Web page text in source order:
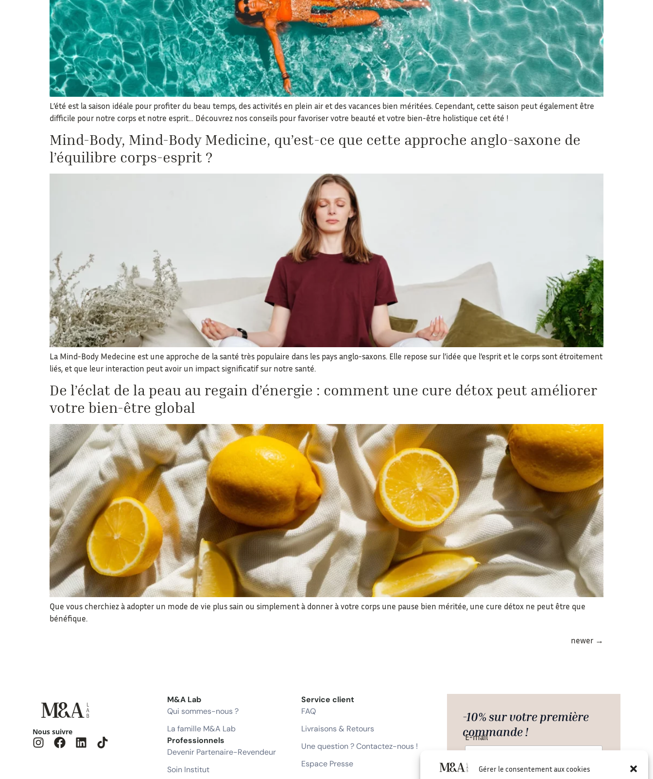
Gérer le consentement aux cookies
L’été est la saison idéale pour profiter du beau temps, des activités en plein air et des vacances bien méritées. Cependant, cette saison peut également être
difficile pour notre corps et notre esprit… Découvrez nos conseils pour favoriser votre beauté et votre bien-être holistique cet été !
Mind-Body, Mind-Body Medicine, qu’est-ce que cette approche anglo-saxone de
l’équilibre corps-esprit ?
La Mind-Body Medecine est une approche de la santé très populaire dans les pays anglo-saxons. Elle repose sur l’idée que l’esprit et le corps sont étroitement
liés, et que leur interaction peut avoir un impact significatif sur notre santé.
De l’éclat de la peau au regain d’énergie : comment une cure détox peut améliorer
votre bien-être global
Que vous cherchiez à adopter un mode de vie plus sain ou simplement à donner à votre corps une pause bien méritée, une cure détox ne peut être que
bénéfique.
newer →
Nous suivre
M&A Lab
Qui sommes-nous ?
La famille M&A Lab
Professionnels
Devenir Partenaire-Revendeur
Soin Institut
Service client
FAQ
Livraisons & Retours
Une question ? Contactez-nous !
Espace Presse
-10% sur votre première
commande !
E-mail